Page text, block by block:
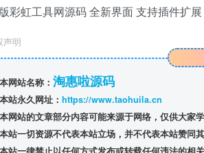
声明
本网站名称： 淘惠啦源码
本站永久网址： https://www.taohuila.cn
本网站的文章部分内容可能来源于网络，仅供大家
本站一切资源不代表本站立场，并不代表本站赞同